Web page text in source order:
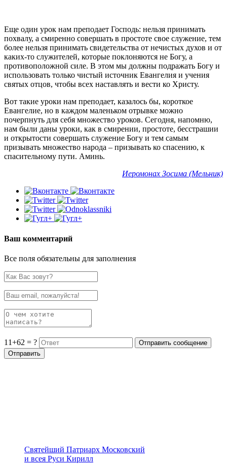
Еще один урок нам преподает Господь: нельзя принимать
похвалу, а смиренно совершать в простоте свое служение, тем
более нельзя принимать свидетельства от нечистых духов и от
каких-то служителей, которые поклоняются не Богу, а
противоположной силе. В этом мы должны подражать Богу и
использовать только чистый источник Евангелия и учения
святых отцов, чтобы всех наставлять и вести ко Христу.
Вот такие уроки нам преподает, казалось бы, короткое
Евангелие, но в каждом маленьком отрывке можно
почерпнуть для себя множество уроков. Сегодня, напомню,
нам были даны уроки, как в смирении, простоте, бесстрашии
и открытости совершать служение Богу и тем самым
призывать множество народа – призывать ко спасению, к
спасительному пути. Аминь.
Иеромонах Зосима (Мельник)
Ваш комментарий
Все поля обязательны для заполнения
11+62 = ?
Святейший Патриарх Московский
и всея Руси Кирилл